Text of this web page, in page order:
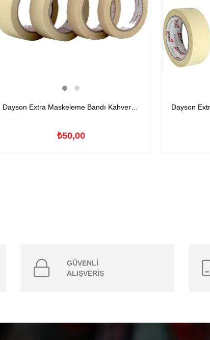
Dayson Extra Maskeleme Bandı Kahverengi 35Mtr
₺50,00
Dayson Extra
GÜVENLİ
ALIŞVERİŞ